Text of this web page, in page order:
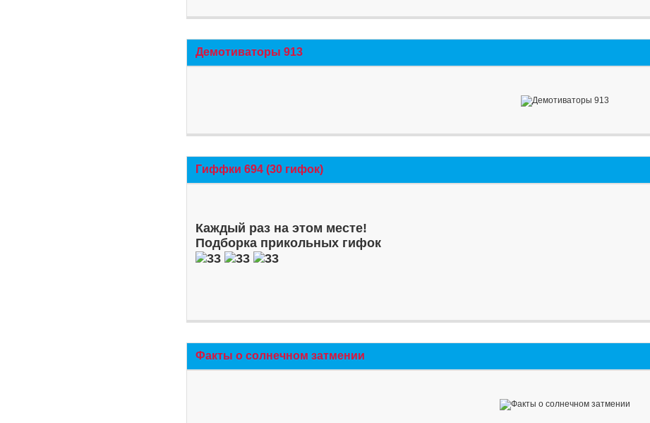
Демотиваторы 913
Гиффки 694 (30 гифок)
Каждый раз на этом месте!
Подборка прикольных гифок
Факты о солнечном затмении